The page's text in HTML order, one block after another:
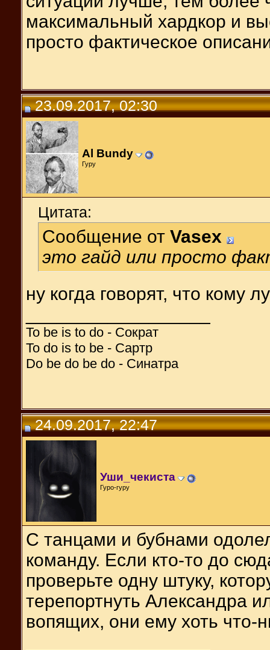
максимальный хардкор и
просто фактическое
23.09.2017, 02:30
Al Bundy
Гуру
Цитата:
Сообщение от Vasex
это гайд или просто
ну когда говорят, что кому
To be is to do - Сократ
To do is to be - Сартр
Do be do be do - Синатра
24.09.2017, 22:47
Уши_чекиста
Гуро-гуру
С танцами и бубнами
команду. Если кто-то до
проверьте одну штуку,
терепортнуть Александра
вопящих, они ему хоть что-